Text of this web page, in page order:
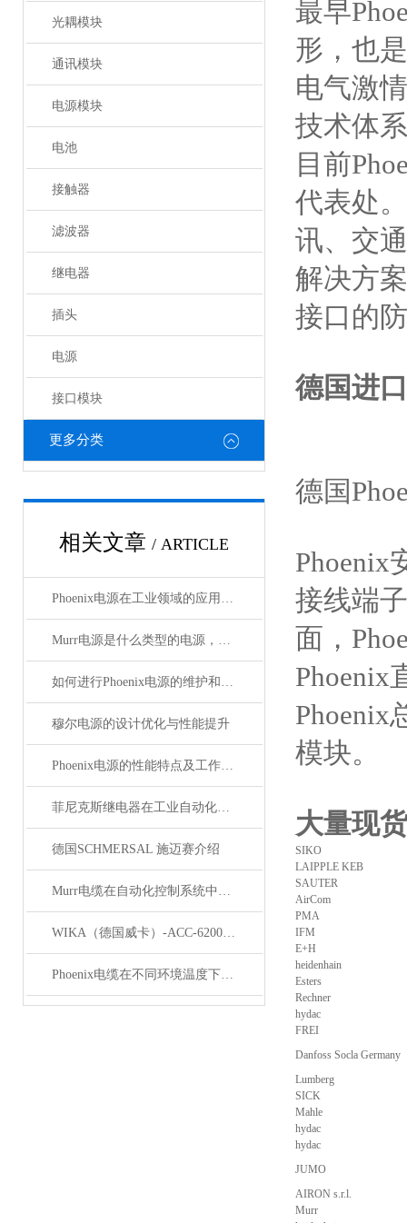
光耦模块
通讯模块
电源模块
电池
接触器
滤波器
继电器
插头
电源
接口模块
更多分类
相关文章 / ARTICLE
Phoenix电源在工业领域的应用与优势
Murr电源是什么类型的电源，主要用于哪些领域？
如何进行Phoenix电源的维护和保养？
穆尔电源的设计优化与性能提升
Phoenix电源的性能特点及工作温度分析
菲尼克斯继电器在工业自动化中的作用
德国SCHMERSAL 施迈赛介绍
Murr电缆在自动化控制系统中的应用
WIKA（德国威卡）-ACC-6200系列压力变送器简介
Phoenix电缆在不同环境温度下的性能表现如何？
最早
形，也
电气激
技术体
目前
代表处
讯、交
解决方
接口的
德国进
德国
Phoenix
接线端
面，
Phoenix
Phoenix
模块。
大量现
SIKO
LAIPPLE KEB
SAUTER
AirCom
PMA
IFM
E+H
heidenhain
Esters
Rechner
hydac
FREI
Danfoss Socla Germany
Lumberg
SICK
Mahle
hydac
hydac
JUMO
AIRON s.r.l.
Murr